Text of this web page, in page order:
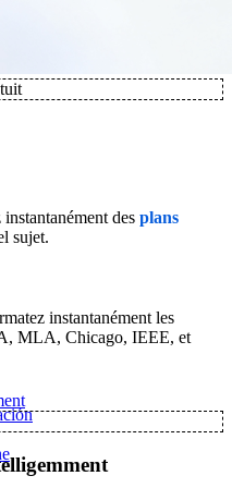
instantanément des plans
sujet.
instantanément les
MLA, Chicago, IEEE, et